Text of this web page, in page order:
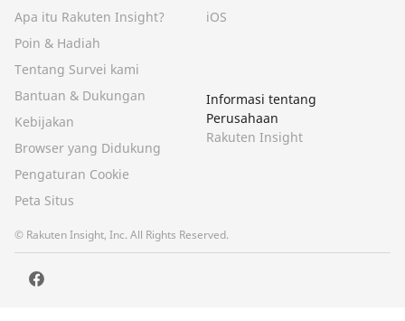
Apa itu Rakuten Insight?
Poin & Hadiah
Tentang Survei kami
Bantuan & Dukungan
Kebijakan
Browser yang Didukung
Pengaturan Cookie
Peta Situs
iOS
Informasi tentang
Perusahaan
Rakuten Insight
© Rakuten Insight, Inc. All Rights Reserved.